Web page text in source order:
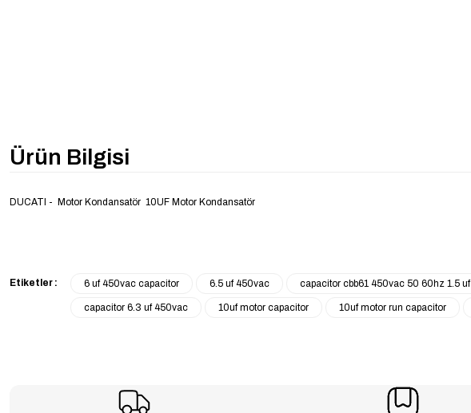
Ürün Bilgisi
DUCATI - Motor Kondansatör 10UF Motor Kondansatör
Etiketler : 6 uf 450vac capacitor 6.5 uf 450vac capacitor cbb61 450vac 50 60hz 1.5 uf
capacitor 6.3 uf 450vac 10uf motor capacitor 10uf motor run capacitor